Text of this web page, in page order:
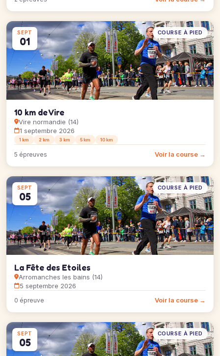
SEPT
01
COURSE À PIED
10 km de Vire
Vire normandie (14)
1 septembre 2026
1 km 2 km 3 km 5 km 10 km
5 épreuves Voir la course →
SEPT
05
COURSE À PIED
La Fête des Etoiles
Arromanches les bains (14)
5 septembre 2026
0 épreuve Voir la course →
SEPT
05
COURSE À PIED